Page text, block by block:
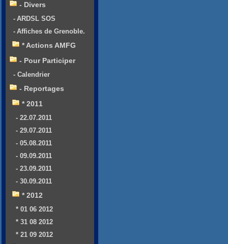
- Divers
- ARDSL SOS
- Affiches de Grenoble.
* Actions AMFG
- Pour Participer
- Calendrier
- Reportages
* 2011
- 22.07.2011
- 29.07.2011
- 05.08.2011
- 09.09.2011
- 23.09.2011
- 30.09.2011
* 2012
* 01 06 2012
* 31 08 2012
* 21 09 2012